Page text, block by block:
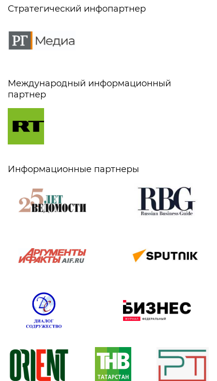
Стратегический инфопартнер
Международный информационный
партнер
Информационные партнеры